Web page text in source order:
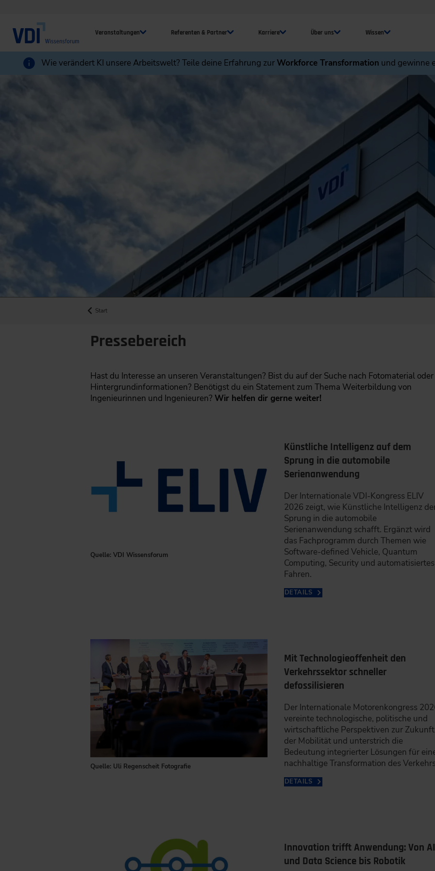
Veranstaltungen Referenten & Partner Karriere Über uns Wissen
Wie verändert KI unsere Arbeitswelt? Teile deine Erfahrung zurWorkforce Transformation und gewinne
Start
Pressebereich
Hast du Interesse an unseren Veranstaltungen? Bist du auf der Suche nach Fotomaterial oder
Hintergrundinformationen? Benötigst du ein Statement zum Thema Weiterbildung von
Ingenieurinnen und Ingenieuren? Wir helfen dir gerne weiter!
Quelle: VDI Wissensforum
Künstliche Intelligenz auf dem
Sprung in die automobile
Serienanwendung
Der Internationale VDI-Kongress ELIV
2026 zeigt, wie Künstliche Intelligenz
Sprung in die automobile
Serienanwendung schafft. Ergänzt wird
das Fachprogramm durch Themen wie
Software-defined Vehicle, Quantum
Computing, Security und automatisiertes
Fahren.
DETAILS
Quelle: Uli Regenscheit Fotografie
Mit Technologieoffenheit den
Verkehrssektor schneller
defossilisieren
Der Internationale Motorenkongress
vereinte technologische, politische und
wirtschaftliche Perspektiven zur Zukunft
der Mobilität und unterstrich die
Bedeutung integrierter Lösungen für
nachhaltige Transformation des
DETAILS
Innovation trifft Anwendung: Von AI
und Data Science bis Robotik